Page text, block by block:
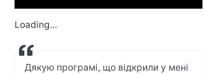
Loading...
Дякую програмі, що відкрили у мені